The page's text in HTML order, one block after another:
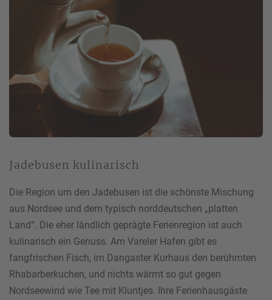
Jadebusen kulinarisch
Die Region um den Jadebusen ist die schönste Mischung
aus Nordsee und dem typisch norddeutschen „platten
Land“. Die eher ländlich geprägte Ferienregion ist auch
kulinarisch ein Genuss. Am Vareler Hafen gibt es
fangfrischen Fisch, im Dangaster Kurhaus den berühmten
Rhabarberkuchen, und nichts wärmt so gut gegen
Nordseewind wie Tee mit Kluntjes. Ihre Ferienhausgäste